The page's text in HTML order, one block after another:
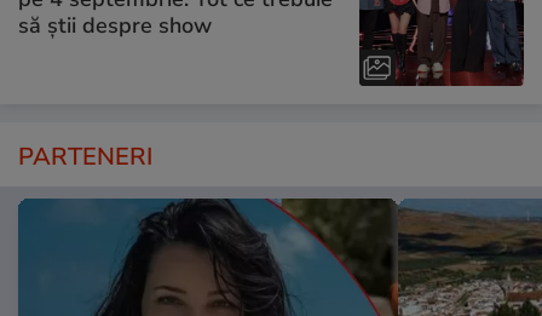
să știi despre show
PARTENERI